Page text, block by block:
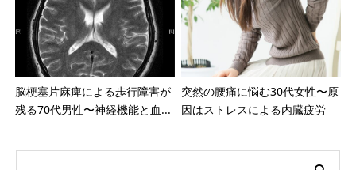
脳梗塞片麻痺による歩行障害が
残る70代男性〜神経機能と血...
突然の腰痛に悩む30代女性〜原
因はストレスによる内臓疲労